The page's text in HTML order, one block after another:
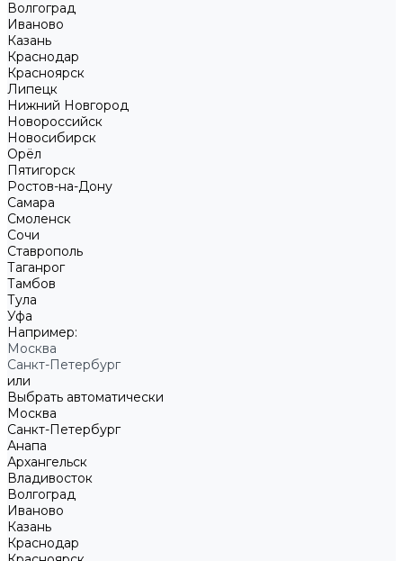
Волгоград
Иваново
Казань
Краснодар
Красноярск
Липецк
Нижний Новгород
Новороссийск
Новосибирск
Орёл
Пятигорск
Ростов-на-Дону
Самара
Смоленск
Сочи
Ставрополь
Таганрог
Тамбов
Тула
Уфа
Например:
Москва
Санкт-Петербург
или
Выбрать автоматически
Москва
Санкт-Петербург
Анапа
Архангельск
Владивосток
Волгоград
Иваново
Казань
Краснодар